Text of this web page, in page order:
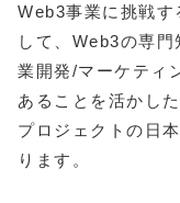
Web3事業に挑戦
して、Web3の専
業開発/マーケティ
あることを活かし
プロジェクトの日
ります。